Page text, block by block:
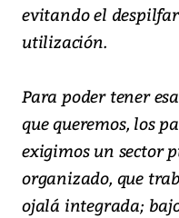
evitando el
utilización.
Para poder tener
que queremos, los
exigimos un sector
organizado, que
ojalá integrada;